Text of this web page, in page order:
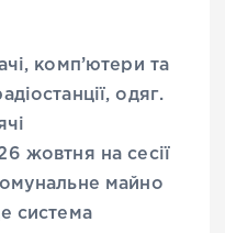
комп’ютери та
одяг.
жовтня на сесії
майно
система